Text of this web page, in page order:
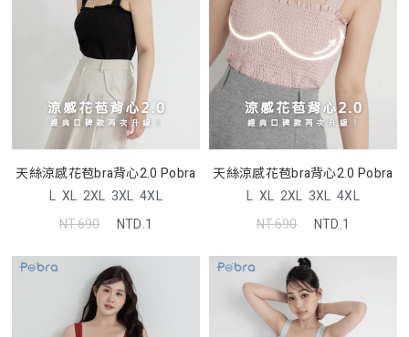
天絲涼感花苞bra背心2.0 Pobra
L XL 2XL 3XL 4XL
NT.690
NTD.1
天絲涼感花苞bra背心2.0 Pobra
L XL 2XL 3XL 4XL
NT.690
NTD.1